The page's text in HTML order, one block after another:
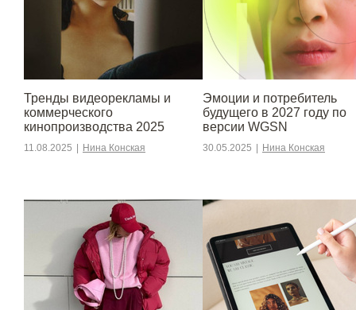
Тренды видеорекламы и
коммерческого
кинопроизводства 2025
11.08.2025 Нина Конская
Эмоции и потребитель
будущего в 2027 году по
версии WGSN
30.05.2025 Нина Конская